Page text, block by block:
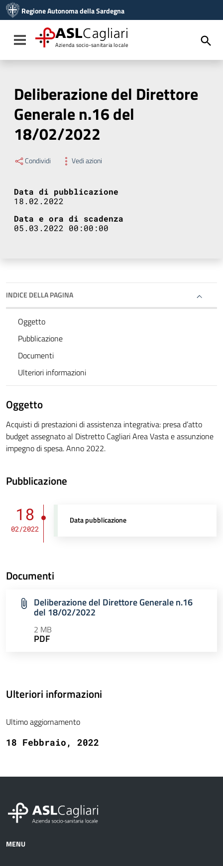
Vai al menu di navigazione
Vai al footer
Regione Autonoma della Sardegna
Toggle navigation
ASLCagliari
Azienda socio-sanitaria locale
Deliberazione del Direttore
Generale n.16 del
18/02/2022
Condividi Vedi azioni
Data di pubblicazione
18.02.2022
Data e ora di scadenza
05.03.2022 00:00:00
INDICE DELLA PAGINA
Oggetto
Pubblicazione
Documenti
Ulteriori informazioni
Oggetto
Acquisti di prestazioni di assistenza integrativa: presa d’atto
budget assegnato al Distretto Cagliari Area Vasta e assunzione
impegno di spesa. Anno 2022.
Pubblicazione
18
02/2022
Data pubblicazione
Documenti
Deliberazione del Direttore Generale n.16
del 18/02/2022
2 MB
PDF
Ulteriori informazioni
Ultimo aggiornamento
18 Febbraio, 2022
MENU